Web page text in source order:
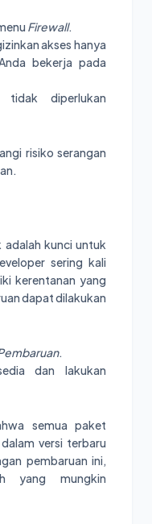
Firewall.
akses hanya
bekerja pada
diperlukan
risiko serangan
adalah kunci untuk
sering kali
kerentanan yang
dapat dilakukan
.
dan lakukan
semua paket
versi terbaru
pembaruan ini,
yang mungkin